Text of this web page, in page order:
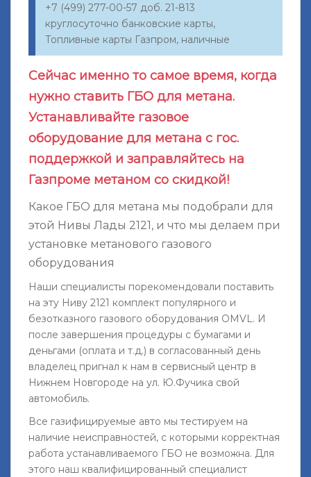
+7 (499) 277-00-57 доб. 21-813
круглосуточно банковские карты,
Топливные карты Газпром, наличные
Сейчас именно то самое время, когда
нужно ставить ГБО для метана.
Устанавливайте газовое
оборудование для метана с гос.
поддержкой и заправляйтесь на
Газпроме метаном со скидкой!
Какое ГБО для метана мы подобрали для
этой Нивы Лады 2121, и что мы делаем при
установке метанового газового
оборудования
Наши специалисты порекомендовали поставить
на эту Ниву 2121 комплект популярного и
безотказного газового оборудования OMVL. И
после завершения процедуры с бумагами и
деньгами (оплата и т.д.) в согласованный день
владелец пригнал к нам в сервисный центр в
Нижнем Новгороде на ул. Ю.Фучика свой
автомобиль.
Все газифицируемые авто мы тестируем на
наличие неисправностей, с которыми корректная
работа устанавливаемого ГБО не возможна. Для
этого наш квалифицированный специалист